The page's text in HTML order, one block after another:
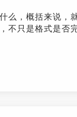
么，概括来说，
不只是格式是否